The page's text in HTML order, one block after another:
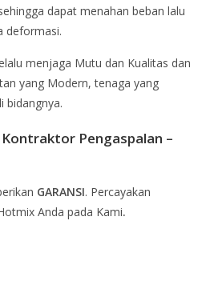
dapat menahan beban lalu
deformasi.
menjaga Mutu dan Kualitas dan
yang Modern, tenaga yang
bidangnya.
Kontraktor Pengaspalan –
GARANSI. Percayakan
Anda pada Kami.